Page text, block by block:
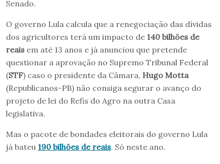
Senado.
O governo Lula calcula que a renegociação das dívidas
dos agricultores terá um impacto de 140 bilhões de
reais em até 13 anos e já anunciou que pretende
questionar a aprovação no Supremo Tribunal Federal
(STF) caso o presidente da Câmara, Hugo Motta
(Republicanos-PB) não consiga segurar o avanço do
projeto de lei do Refis do Agro na outra Casa
legislativa.
Mas o pacote de bondades eleitorais do governo Lula
já bateu 190 bilhões de reais. Só neste ano.